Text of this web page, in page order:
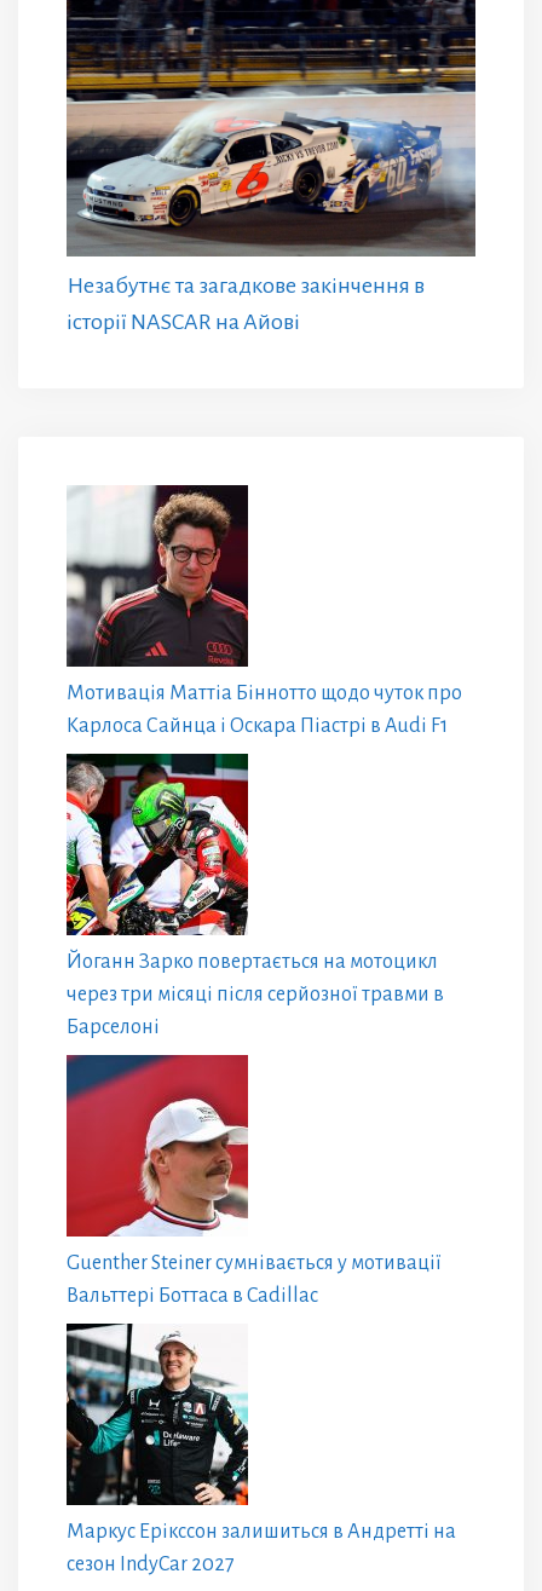
Незабутнє та загадкове закінчення в
історії NASCAR на Айові
Мотивація Маттіа Біннотто щодо чуток про
Карлоса Сайнца і Оскара Піастрі в Audi F1
Йоганн Зарко повертається на мотоцикл
через три місяці після серйозної травми в
Барселоні
Guenther Steiner сумнівається у мотивації
Вальттері Боттаса в Cadillac
Маркус Ерікссон залишиться в Андретті на
сезон IndyCar 2027